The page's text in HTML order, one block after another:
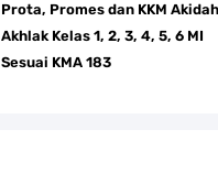
Prota, Promes dan KKM Akidah
Akhlak Kelas 1, 2, 3, 4, 5, 6 MI
Sesuai KMA 183